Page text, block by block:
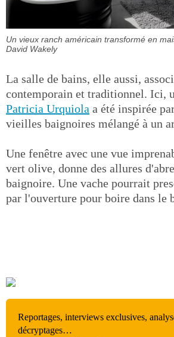
Un vieux ranch américain transformé en
David Wakely
La salle de bains, elle aussi,
contemporain et traditionnel. Ici,
Patricia Urquiola a été inspirée
vieilles baignoires mélangé à un
Une fenêtre avec une vue
vert olive, donne des allures
baignoire. Une vache pourrait
par l'ouverture pour boire dans le
Reportages, interviews exclusives,
décryptages…